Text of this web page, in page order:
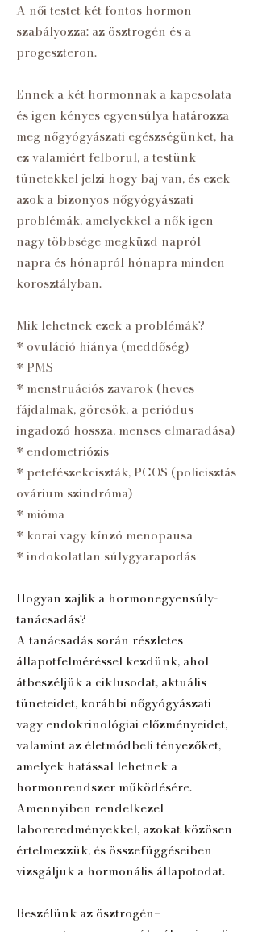
A női testet két fontos hormon
szabályozza: az ösztrogén és a
progeszteron.
Ennek a két hormonnak a kapcsolata
és igen kényes egyensúlya határozza
meg nőgyógyászati egészségünket, ha
ez valamiért felborul, a testünk
tünetekkel jelzi hogy baj van, és ezek
azok a bizonyos nőgyógyászati
problémák, amelyekkel a nők igen
nagy többsége megküzd napról
napra és hónapról hónapra minden
korosztályban.
Mik lehetnek ezek a problémák?
* ovuláció hiánya (meddőség)
* PMS
* menstruációs zavarok (heves
fájdalmak, görcsök, a periódus
ingadozó hossza, menses elmaradása)
* endometriózis
* petefészekciszták, PCOS (policisztás
ovárium szindróma)
* mióma
* korai vagy kínzó menopausa
* indokolatlan súlygyarapodás
Hogyan zajlik a hormonegyensúly-
tanácsadás?
A tanácsadás során részletes
állapotfelméréssel kezdünk, ahol
átbeszéljük a ciklusodat, aktuális
tüneteidet, korábbi nőgyógyászati
vagy endokrinológiai előzményeidet,
valamint az életmódbeli tényezőket,
amelyek hatással lehetnek a
hormonrendszer működésére.
Amennyiben rendelkezel
laboreredményekkel, azokat közösen
értelmezzük, és összefüggéseiben
vizsgáljuk a hormonális állapotodat.
Beszélünk az ösztrogén–